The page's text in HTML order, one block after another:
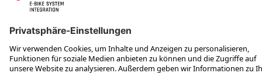
*Unverbindliche Preisempfehlung inkl. MwSt. zzgl. Versandkosten und
VEG
Rotax Bike Technology AG © 2025